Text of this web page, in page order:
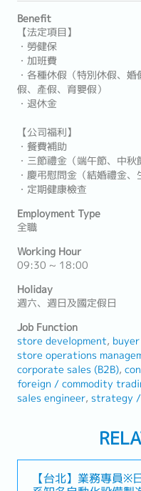
Benefit
【法定項目】
・勞健保
・加班費
・各種休假（特別休假、
假、產假、育嬰假）
・退休金
【公司福利】
・餐費補助
・三節禮金（端午節、中秋
・慶弔慰問金（結婚禮金
・定期健康檢查
Employment Type
全職
Working Hour
09:30 ~ 18:00
Holiday
週六、週日及國定假日
Job Function
store development
store operations
corporate sales (B2B)
foreign / commodity
sales engineer strategy /
【台北】業務專員※